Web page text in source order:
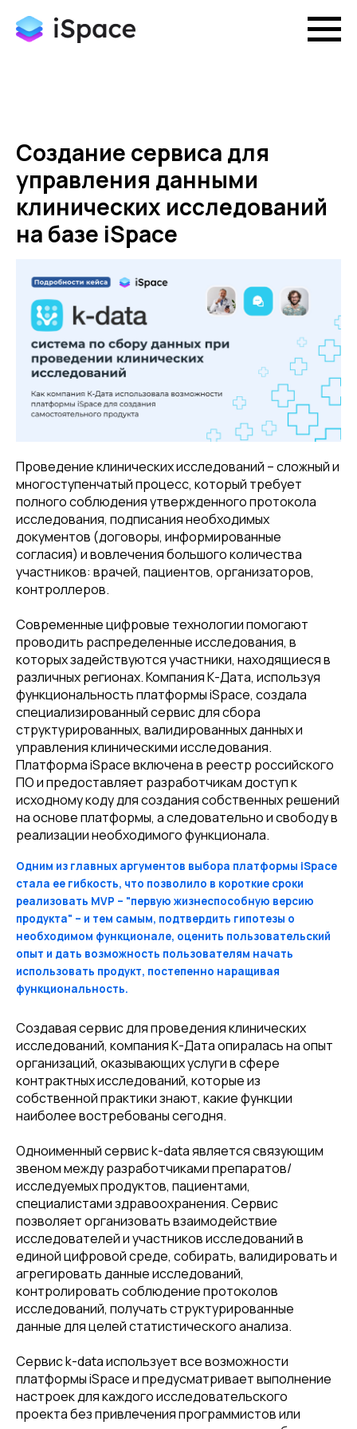
Создание сервиса для
управления данными
клинических исследований
на базе iSpace
Проведение клинических исследований – сложный и
многоступенчатый процесс, который требует
полного соблюдения утвержденного протокола
исследования, подписания необходимых
документов (договоры, информированные
согласия) и вовлечения большого количества
участников: врачей, пациентов, организаторов,
контроллеров.
Современные цифровые технологии помогают
проводить распределенные исследования, в
которых задействуются участники, находящиеся в
различных регионах. Компания К-Дата, используя
функциональность платформы iSpace, создала
специализированный сервис для сбора
структурированных, валидированных данных и
управления клиническими исследования.
Платформа iSpace включена в реестр российского
ПО и предоставляет разработчикам доступ к
исходному коду для создания собственных решений
на основе платформы, а следовательно и свободу в
реализации необходимого функционала.
Одним из главных аргументов выбора платформы iSpace
стала ее гибкость, что позволило в короткие сроки
реализовать MVP – "первую жизнеспособную версию
продукта" – и тем самым, подтвердить гипотезы о
необходимом функционале, оценить пользовательский
опыт и дать возможность пользователям начать
использовать продукт, постепенно наращивая
функциональность.
Создавая сервис для проведения клинических
исследований, компания К-Дата опиралась на опыт
организаций, оказывающих услуги в сфере
контрактных исследований, которые из
собственной практики знают, какие функции
наиболее востребованы сегодня.
Одноименный сервис k-data является связующим
звеном между разработчиками препаратов/
исследуемых продуктов, пациентами,
специалистами здравоохранения. Сервис
позволяет организовать взаимодействие
исследователей и участников исследований в
единой цифровой среде, собирать, валидировать и
агрегировать данные исследований,
контролировать соблюдение протоколов
исследований, получать структурированные
данные для целей статистического анализа.
Сервис k-data использует все возможности
платформы iSpace и предусматривает выполнение
настроек для каждого исследовательского
проекта без привлечения программистов или